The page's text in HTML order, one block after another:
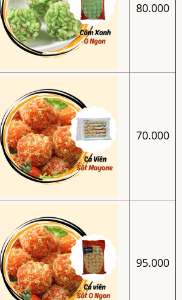
80.000
70.000
95.000